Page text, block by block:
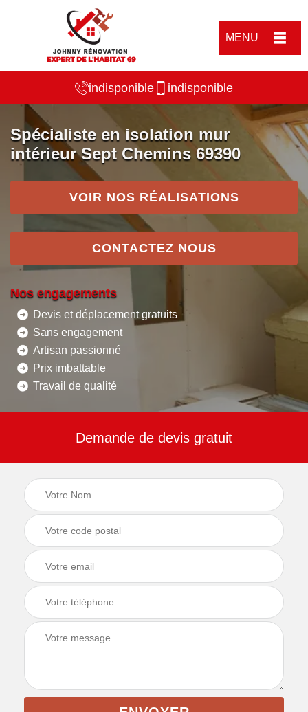
MENU
indisponible indisponible
Spécialiste en isolation mur
intérieur Sept Chemins 69390
VOIR NOS RÉALISATIONS
CONTACTEZ NOUS
Nos engagements
Devis et déplacement gratuits
Sans engagement
Artisan passionné
Prix imbattable
Travail de qualité
Demande de devis gratuit